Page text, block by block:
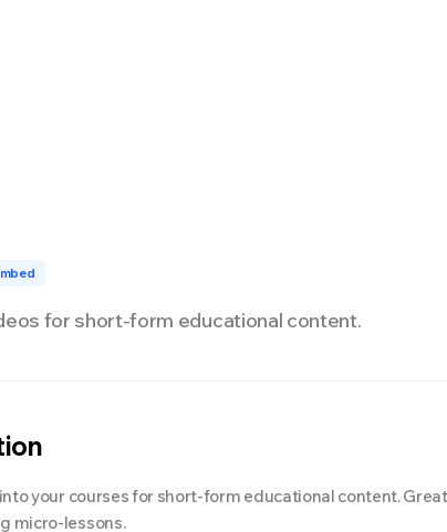
for short-form educational content.
your courses for short-form educational content.
micro-lessons.